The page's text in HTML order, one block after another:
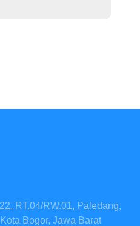
RT.04/RW.01, Paledang,
Bogor, Jawa Barat